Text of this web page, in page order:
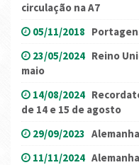
circulação na A7
05/11/2018
23/05/2024 Reino
maio
14/08/2024
de 14 e 15 de agosto
29/09/2023
11/11/2024